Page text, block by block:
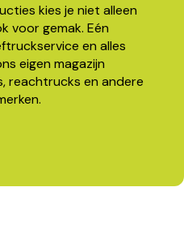
kies je niet alleen
voor gemak. Eén
en alles
eigen magazijn
reachtrucks en andere